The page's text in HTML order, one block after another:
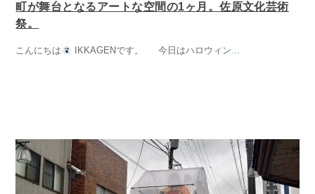
町が舞台となるアートな空間の1ヶ月。佐原文化芸術
祭。
こんにちは IKKAGENです。 今日はハロウィン...